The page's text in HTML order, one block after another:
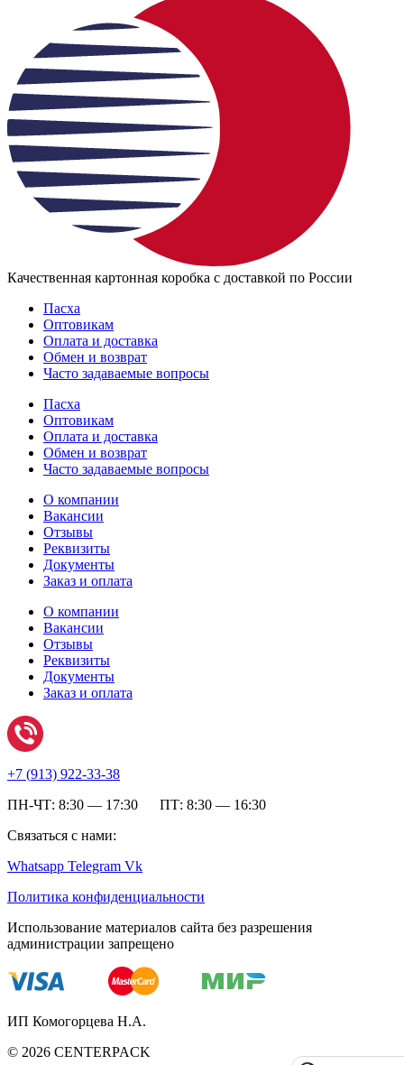
Качественная картонная коробка с доставкой по России
Пасха
Оптовикам
Оплата и доставка
Обмен и возврат
Часто задаваемые вопросы
Пасха
Оптовикам
Оплата и доставка
Обмен и возврат
Часто задаваемые вопросы
О компании
Вакансии
Отзывы
Реквизиты
Документы
Заказ и оплата
О компании
Вакансии
Отзывы
Реквизиты
Документы
Заказ и оплата
+7 (913) 922-33-38
ПН-ЧТ: 8:30 — 17:30 ПТ: 8:30 — 16:30
Связаться с нами:
Whatsapp Telegram Vk
Политика конфиденциальности
Использование материалов сайта без разрешения
администрации запрещено
ИП Комогорцева Н.А.
© 2026 CENTERPACK